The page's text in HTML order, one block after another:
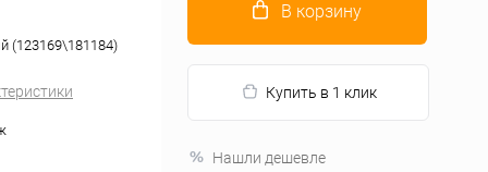
(123169\181184)
В корзину
Купить в 1 клик
Нашли дешевле